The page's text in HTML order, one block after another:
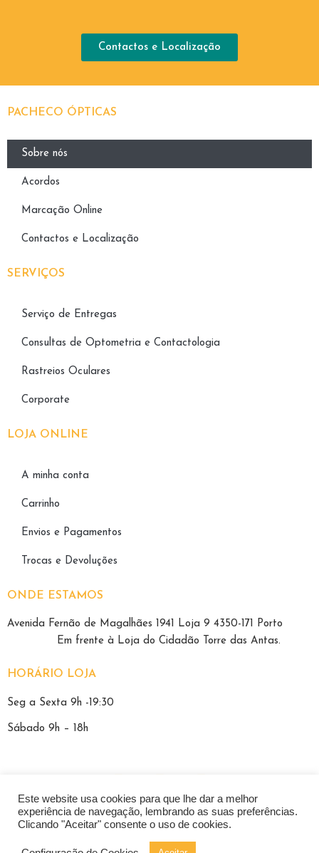
Contactos e Localização
PACHECO ÓPTICAS
Sobre nós
Acordos
Marcação Online
Contactos e Localização
SERVIÇOS
Serviço de Entregas
Consultas de Optometria e Contactologia​
Rastreios Oculares
Corporate
LOJA ONLINE
A minha conta
Carrinho
Envios e Pagamentos
Trocas e Devoluções
ONDE ESTAMOS
Avenida Fernão de Magalhães 1941 Loja 9 4350-171 Porto
Em frente à Loja do Cidadão Torre das Antas.
HORÁRIO LOJA
Seg a Sexta 9h -19:30
Sábado 9h – 18h
Política de Privacidade | Termos e Condições
Este website usa cookies para que lhe dar a melhor
experiência de navegação, lembrando as suas preferências.
Clicando "Aceitar" consente o uso de cookies.